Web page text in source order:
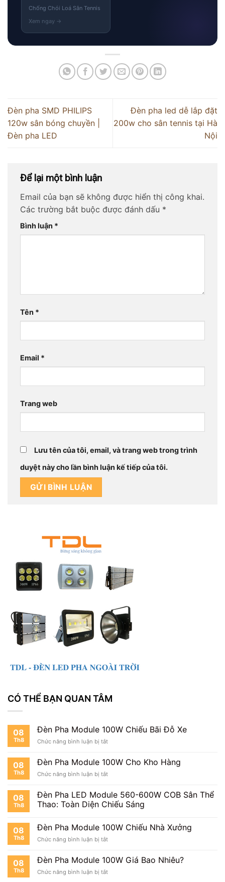
Chống Chói Loá Sân Tennis
Đèn pha SMD PHILIPS
120w sân bóng chuyền |
Đèn pha LED
Đèn pha led dễ lắp đặt
200w cho sân tennis tại Hà
Nội
Để lại một bình luận
Email của bạn sẽ không được hiển thị công khai.
Các trường bắt buộc được đánh dấu *
Bình luận *
Tên *
Email *
Trang web
Lưu tên của tôi, email, và trang web trong trình
duyệt này cho lần bình luận kế tiếp của tôi.
CÓ THỂ BẠN QUAN TÂM
08
Th8
Đèn Pha Module 100W Chiếu Bãi Đỗ Xe
Chức năng bình luận bị tắtở
Pha
Module
100W
Bãi
Đỗ
Xe
08
Th8
Đèn Pha Module 100W Cho Kho Hàng
Chức năng bình luận bị tắtở
Pha
Module
100W
Kho
08
Th8
Đèn Pha LED Module 560-600W COB Sân Thể
Thao: Toàn Diện Chiếu Sáng
08
Th8
Đèn Pha Module 100W Chiếu Nhà Xưởng
Chức năng bình luận bị tắtở
Pha
Module
100W
08
Th8
Đèn Pha Module 100W Giá Bao Nhiêu?
Chức năng bình luận bị tắtở